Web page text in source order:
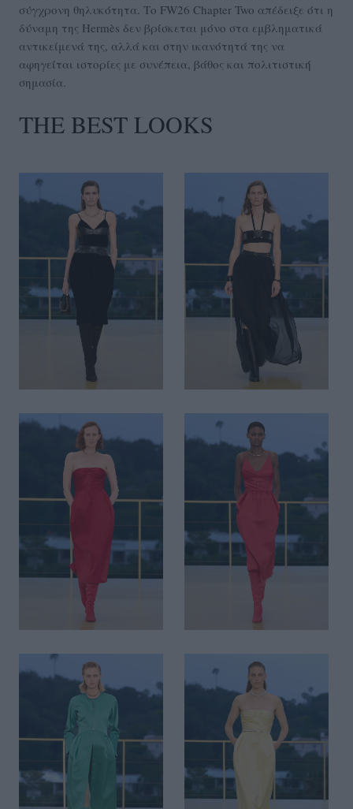
σύγχρονη θηλυκότητα. Το FW26 Chapter Two απέδειξε ότι η
δύναμη της Hermès δεν βρίσκεται μόνο στα εμβληματικά
αντικείμενά της, αλλά και στην ικανότητά της να
αφηγείται ιστορίες με συνέπεια, βάθος και πολιτιστική
σημασία.
THE BEST LOOKS